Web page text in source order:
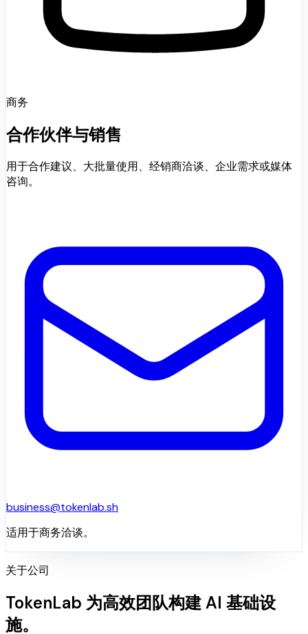
商务
合作伙伴与销售
用于合作建议、大批量使用、经销商洽谈、企业需求或媒体
咨询。
business@tokenlab.sh
适用于商务洽谈。
关于公司
TokenLab 为高效团队构建 AI 基础设
施。